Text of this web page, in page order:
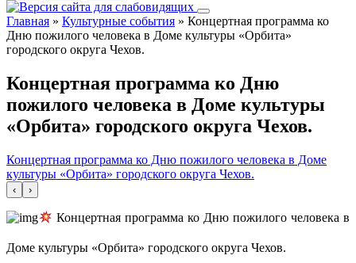
Главная » Культурные события » Концертная программа ко
Дню пожилого человека в Доме культуры «Орбита»
городского округа Чехов.
Концертная программа ко Дню
пожилого человека в Доме культуры
«Орбита» городского округа Чехов.
Концертная программа ко Дню пожилого человека в Доме
культуры «Орбита» городского округа Чехов.
‹ ›
Концертная программа ко Дню пожилого человека в
Доме культуры «Орбита» городского округа Чехов.